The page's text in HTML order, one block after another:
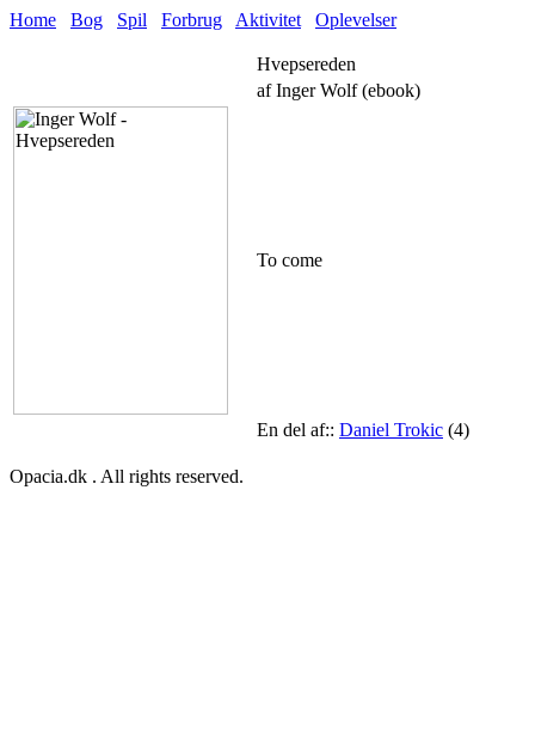
Home Bog Spil Forbrug Aktivitet Oplevelser
Hvepsereden
af Inger Wolf (ebook)
To come
En del af:: Daniel Trokic (4)
Opacia.dk . All rights reserved.